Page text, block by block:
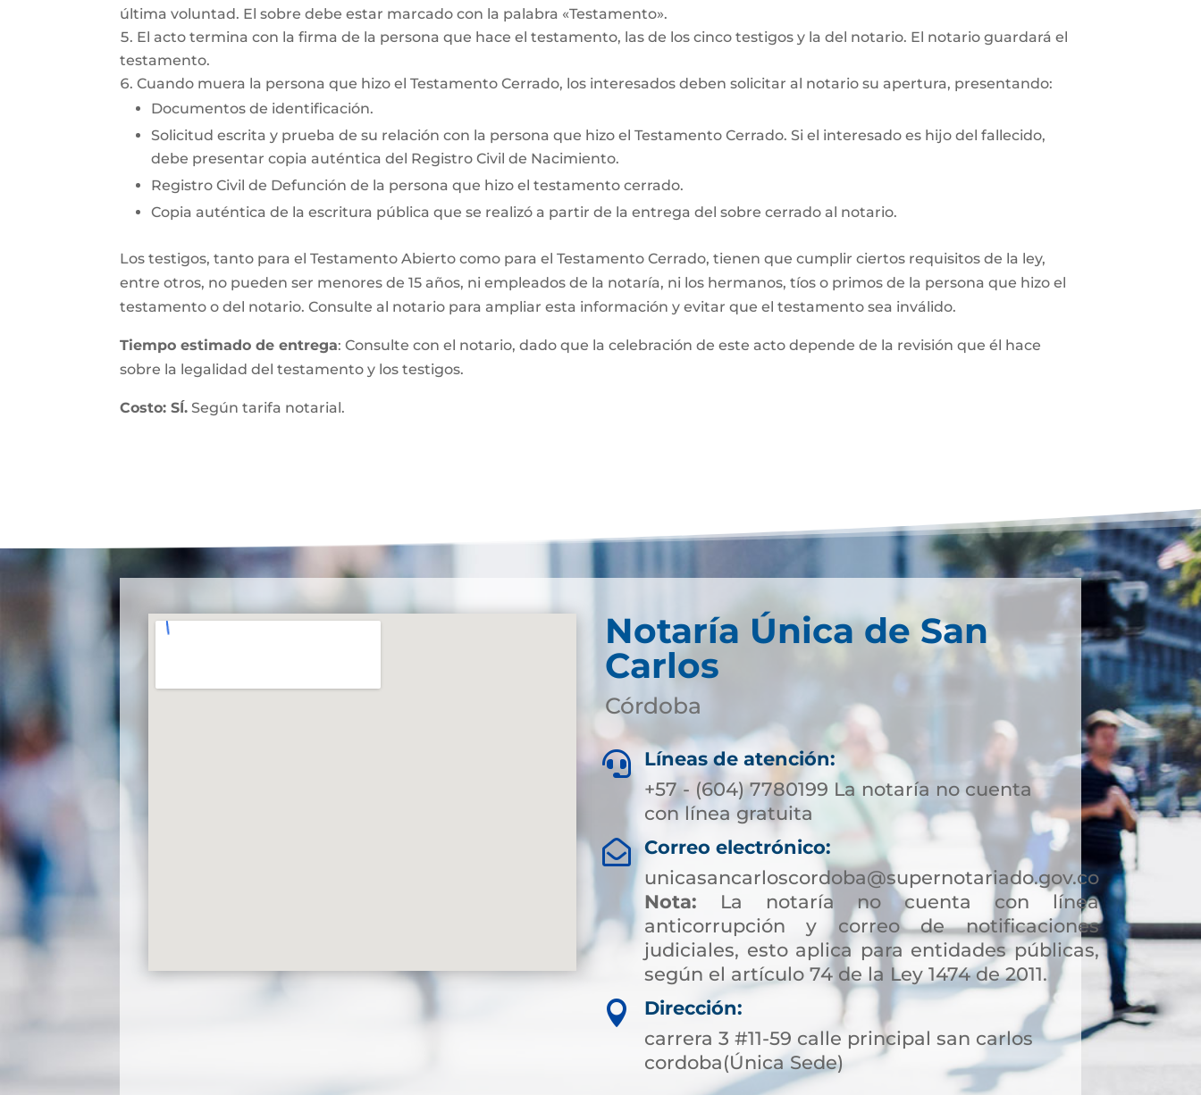
última voluntad. El sobre debe estar marcado con la palabra «Testamento».
El acto termina con la firma de la persona que hace el testamento, las de los cinco testigos y la del notario. El notario guardará el
testamento.
Cuando muera la persona que hizo el Testamento Cerrado, los interesados deben solicitar al notario su apertura, presentando:
Documentos de identificación.
Solicitud escrita y prueba de su relación con la persona que hizo el Testamento Cerrado. Si el interesado es hijo del fallecido,
debe presentar copia auténtica del Registro Civil de Nacimiento.
Registro Civil de Defunción de la persona que hizo el testamento cerrado.
Copia auténtica de la escritura pública que se realizó a partir de la entrega del sobre cerrado al notario.
Los testigos, tanto para el Testamento Abierto como para el Testamento Cerrado, tienen que cumplir ciertos requisitos de la ley,
entre otros, no pueden ser menores de 15 años, ni empleados de la notaría, ni los hermanos, tíos o primos de la persona que hizo el
testamento o del notario. Consulte al notario para ampliar esta información y evitar que el testamento sea inválido.
Tiempo estimado de entrega: Consulte con el notario, dado que la celebración de este acto depende de la revisión que él hace
sobre la legalidad del testamento y los testigos.
Costo: SÍ. Según tarifa notarial.
Notaría Única de San
Carlos
Córdoba

Líneas de atención:
+57 - (604) 7780199 La notaría no cuenta
con línea gratuita

Correo electrónico:
unicasancarloscordoba@supernotariado.gov.co
Nota: La notaría no cuenta con línea
anticorrupción y correo de notificaciones
judiciales, esto aplica para entidades públicas,
según el artículo 74 de la Ley 1474 de 2011.

Dirección:
carrera 3 #11-59 calle principal san carlos
cordoba(Única Sede)